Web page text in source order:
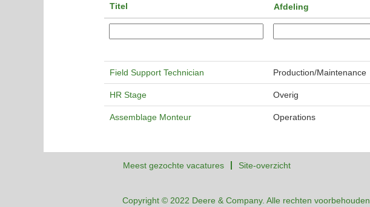
Titel Afdeling
Field Support Technician Production/Maintenance
HR Stage Overig
Assemblage Monteur Operations
Meest gezochte vacatures Site-overzicht
Copyright © 2022 Deere & Company. Alle rechten voorbehouden.